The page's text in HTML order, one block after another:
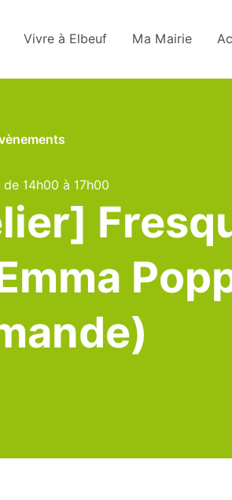
Vivre à Elbeuf Ma Mairie
14h00 à 17h00